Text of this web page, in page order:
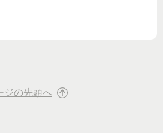
ジの先頭へ